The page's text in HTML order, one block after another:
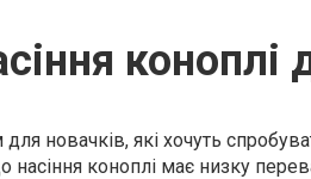
коноплі
новачків, які хочуть
коноплі має низку